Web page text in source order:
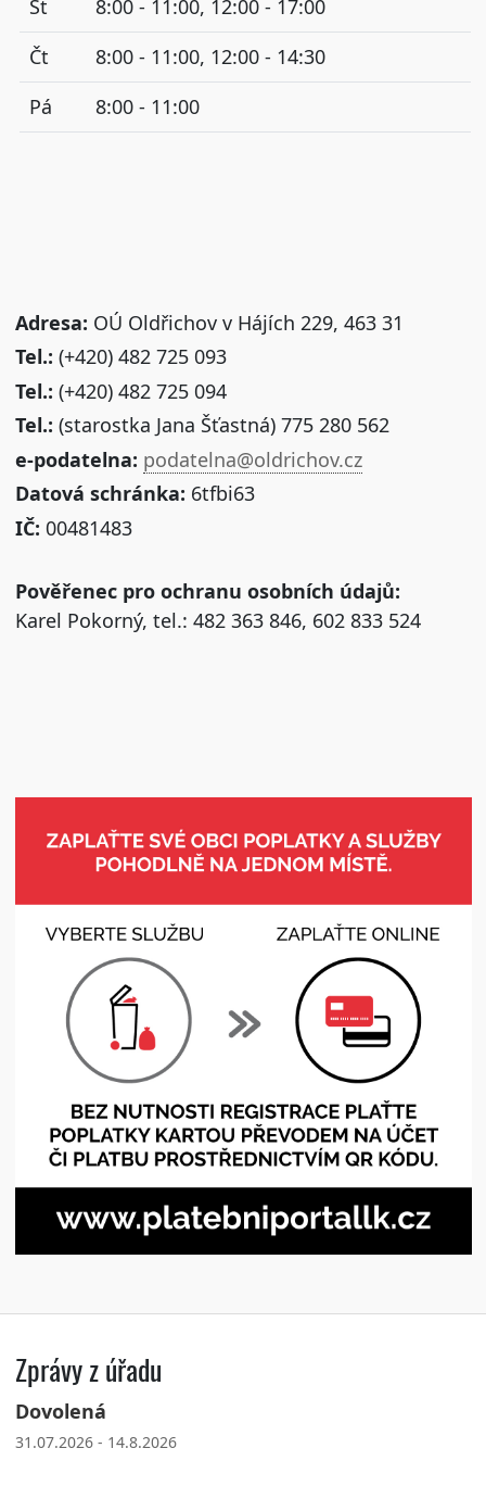
St
8:00 - 11:00, 12:00 - 17:00
Čt
8:00 - 11:00, 12:00 - 14:30
Pá
8:00 - 11:00
Adresa: OÚ Oldřichov v Hájích 229, 463 31
Tel.: (+420) 482 725 093
Tel.: (+420) 482 725 094
Tel.: (starostka Jana Šťastná) 775 280 562
e-podatelna: podatelna@oldrichov.cz
Datová schránka: 6tfbi63
IČ: 00481483
Pověřenec pro ochranu osobních údajů:
Karel Pokorný, tel.: 482 363 846, 602 833 524
Zprávy z úřadu
Dovolená
31.07.2026 - 14.8.2026